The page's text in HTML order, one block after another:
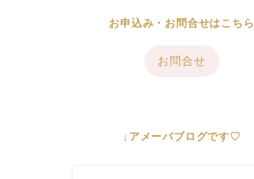
お申込み・お問合せはこちら
お問合せ
↓アメーバブログです♡